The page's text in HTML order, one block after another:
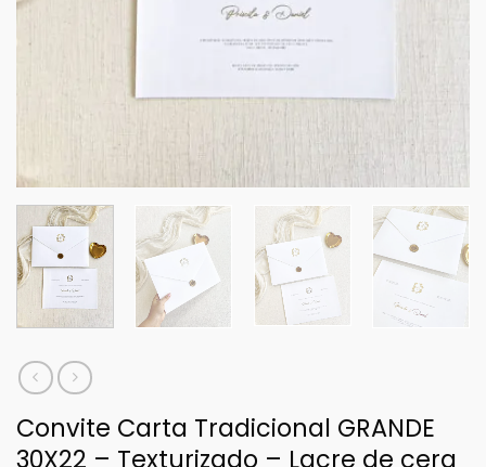
Convite Carta Tradicional GRANDE
30X22 – Texturizado – Lacre de cera